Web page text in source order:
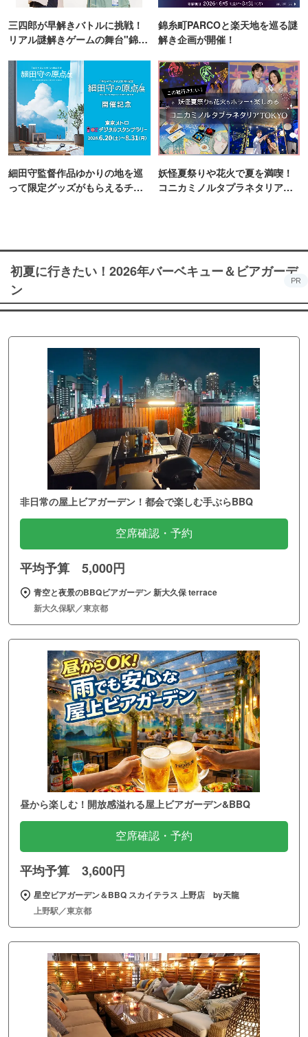
三四郎が早解きバトルに挑戦！
リアル謎解きゲームの舞台"錦糸
錦糸町PARCOと楽天地を巡る謎
解き企画が開催！
細田守監督作品ゆかりの地を巡
って限定グッズがもらえるチャ
妖怪夏祭りや花火で夏を満喫！
コニカミノルタプラネタリア
初夏に行きたい！2026年バーベキュー＆ビアガーデ
ン
PR
非日常の屋上ビアガーデン！都会で楽しむ手ぶらBBQ
空席確認・予約
平均予算 5,000円
青空と夜景のBBQビアガーデン 新大久保 terrace
新大久保駅／東京都
昼から楽しむ！開放感溢れる屋上ビアガーデン&BBQ
空席確認・予約
平均予算 3,600円
星空ビアガーデン＆BBQ スカイテラス 上野店 by天龍
上野駅／東京都